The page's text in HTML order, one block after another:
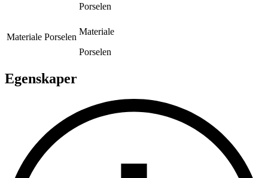
Porselen
Materiale Porselen
Materiale
Porselen
Egenskaper